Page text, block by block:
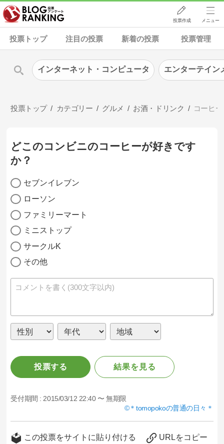
投票作成 メニュー
投票トップ 注目の投票 新着の投票 投票管理
投票トップ カテゴリー グルメ お酒・ドリンク コーヒー
どこのコンビニのコーヒーが好きです
か？
セブンイレブン
ローソン
ファミリーマート
ミニストップ
サークルK
その他
投票する 結果を見る
受付期間 : 2015/03/12 22:40 〜 無期限
＊tomopokoの普通の日々＊
この投票をサイトに貼り付ける URLをコピー
インターネット・コンピュータ エンターテイン